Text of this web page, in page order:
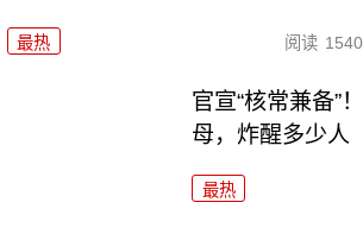
最热 阅读
官宣“核常兼备”
母，炸醒多少人
最热